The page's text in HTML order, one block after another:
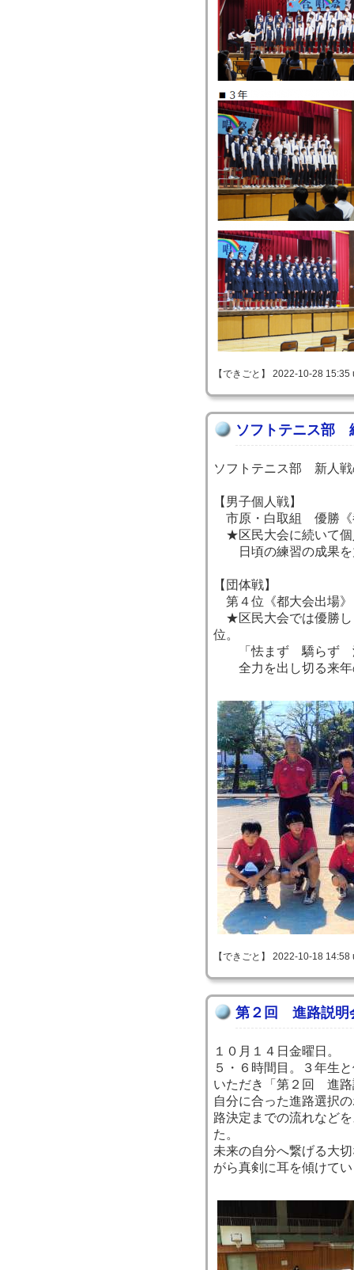
【できごと】 2022-10-28
ソフトテニス部
ソフトテニス部 新人戦
【男子個人戦】
市原・白取組 優勝《
★区民大会に続いて個
日頃の練習の成果を
【団体戦】
第４位《都大会出場》
★区民大会では優勝し
位。
「怯まず 驕らず
全力を出し切る来年
【できごと】 2022-10-18
第２回 進路説明
１０月１４日金曜日。
５・６時間目。３年生
いただき「第２回 進路
自分に合った進路選択
路決定までの流れなど
た。
未来の自分へ繋げる大
がら真剣に耳を傾けて